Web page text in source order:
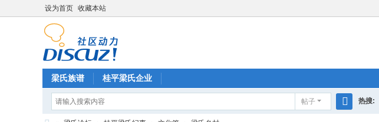
设为首页 收藏本站
梁氏族谱 桂平梁氏企业
帖子 热搜: